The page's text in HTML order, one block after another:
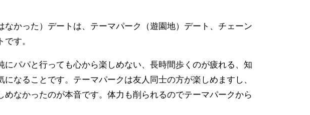
なかった）デートは、テーマパーク（遊園地）デート、チェーン
す。
にパパと行っても心から楽しめない、長時間歩くのが疲れる、知
なることです。テーマパークは友人同士の方が楽しめますし、
なかったのが本音です。体力も削られるのでテーマパークから